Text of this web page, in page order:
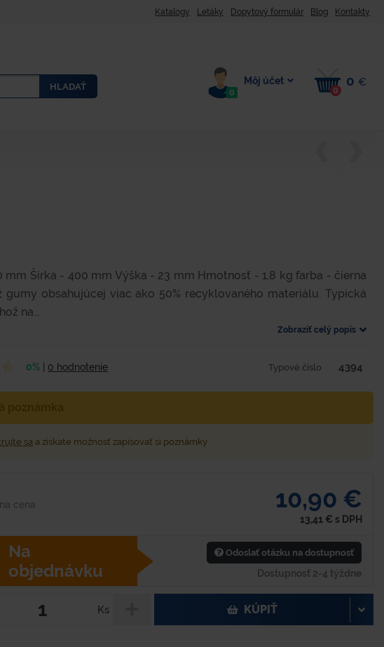
Katalogy Letáky Dopytový formulár Blog Kontakty
HLADAŤ
0
Môj účet
0
0 €
mm Šírka - 400 mm Výška - 23 mm Hmotnosť - 1,8 kg farba - čierna
gumy obsahujúcej viac ako 50% recyklovaného materiálu. Typická
na...
Zobraziť celý popis
0% 0 hodnotenie Typové číslo 4394
saa získate možnosť zapisovať si poznámky
cena 10,90 €
13,41 € s DPH
Na
objednávku
Odoslať otázku na dostupnosť
Dostupnosť 2-4 týždne
Ks KÚPIŤ